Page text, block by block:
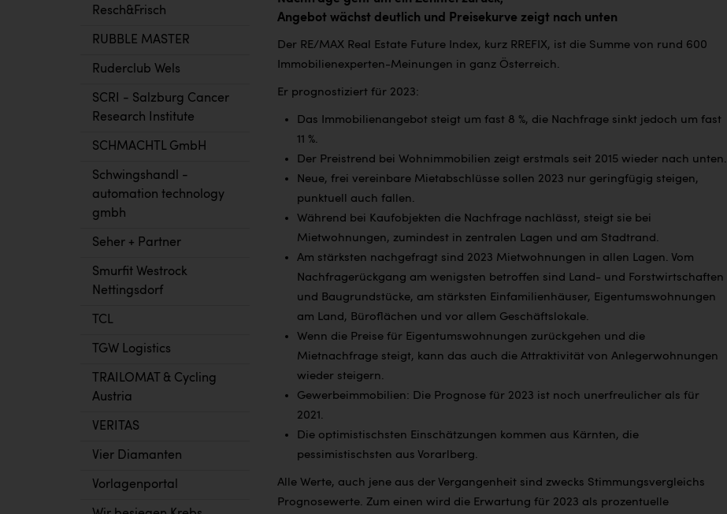
Resch&Frisch
RUBBLE MASTER
Ruderclub Wels
SCRI - Salzburg Cancer
Research Institute
SCHMACHTL GmbH
Schwingshandl -
automation technology
gmbh
Seher + Partner
Smurfit Westrock
Nettingsdorf
TCL
TGW Logistics
TRAILOMAT & Cycling
Austria
VERITAS
Vier Diamanten
Vorlagenportal
Angebot wächst deutlich und Preisekurve zeigt nach unten
Der RE/MAX Real Estate Future Index, kurz RREFIX, ist die Summe von rund 600
Immobilienexperten-Meinungen in ganz Österreich.
Er prognostiziert für 2023:
Das Immobilienangebot steigt um fast 8 %, die Nachfrage sinkt jedoch um fast
11 %.
Der Preistrend bei Wohnimmobilien zeigt erstmals seit 2015 wieder nach unten.
Neue, frei vereinbare Mietabschlüsse sollen 2023 nur geringfügig steigen,
punktuell auch fallen.
Während bei Kaufobjekten die Nachfrage nachlässt, steigt sie bei
Mietwohnungen, zumindest in zentralen Lagen und am Stadtrand.
Am stärksten nachgefragt sind 2023 Mietwohnungen in allen Lagen. Vom
Nachfragerückgang am wenigsten betroffen sind Land- und Forstwirtschaften
und Baugrundstücke, am stärksten Einfamilienhäuser, Eigentumswohnungen
am Land, Büroflächen und vor allem Geschäftslokale.
Wenn die Preise für Eigentumswohnungen zurückgehen und die
Mietnachfrage steigt, kann das auch die Attraktivität von Anlegerwohnungen
wieder steigern.
Gewerbeimmobilien: Die Prognose für 2023 ist noch unerfreulicher als für
2021.
Die optimistischsten Einschätzungen kommen aus Kärnten, die
pessimistischsten aus Vorarlberg.
Alle Werte, auch jene aus der Vergangenheit sind zwecks Stimmungsvergleichs
Prognosewerte. Zum einen wird die Erwartung für 2023 als prozentuelle